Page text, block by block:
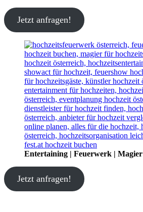
Jetzt anfragen!
Entertaining | Feuerwerk | Magier
Jetzt anfragen!